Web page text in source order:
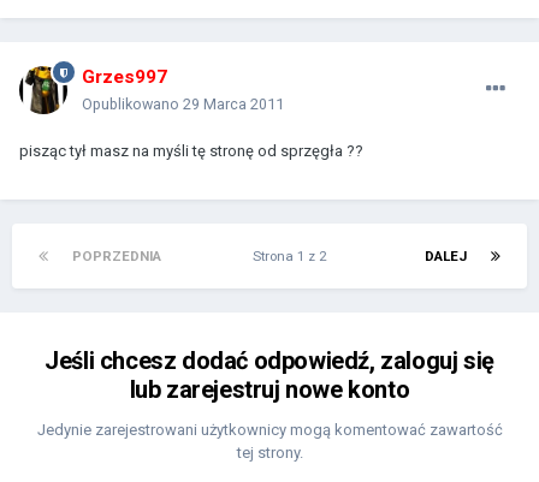
Grzes997
Opublikowano 29 Marca 2011
pisząc tył masz na myśli tę stronę od sprzęgła ??
POPRZEDNIA DALEJ
Strona 1 z 2
Jeśli chcesz dodać odpowiedź, zaloguj się
lub zarejestruj nowe konto
Jedynie zarejestrowani użytkownicy mogą komentować zawartość
tej strony.